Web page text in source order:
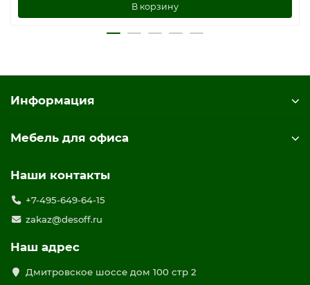
В корзину
Информация
Мебель для офиса
Наши контакты
+7-495-649-64-15
zakaz@desoff.ru
Наш адрес
Дмитровское шоссе дом 100 стр 2